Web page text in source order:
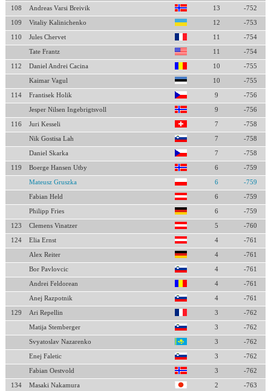
108 Andreas Varsi Breivik 13 -752
109 Vitaliy Kalinichenko 12 -753
110 Jules Chervet 11 -754
Tate Frantz 11 -754
112 Daniel Andrei Cacina 10 -755
Kaimar Vagul 10 -755
114 Frantisek Holik 9 -756
Jesper Nilsen Ingebrigtsvoll 9 -756
116 Juri Kesseli 7 -758
Nik Gostisa Lah 7 -758
Daniel Skarka 7 -758
119 Boerge Hansen Utby 6 -759
Mateusz Gruszka 6 -759
Fabian Held 6 -759
Philipp Fries 6 -759
123 Clemens Vinatzer 5 -760
124 Elia Ernst 4 -761
Alex Reiter 4 -761
Bor Pavlovcic 4 -761
Andrei Feldorean 4 -761
Anej Razpotnik 4 -761
129 Ari Repellin 3 -762
Matija Stemberger 3 -762
Svyatoslav Nazarenko 3 -762
Enej Faletic 3 -762
Fabian Oestvold 3 -762
134 Masaki Nakamura 2 -763